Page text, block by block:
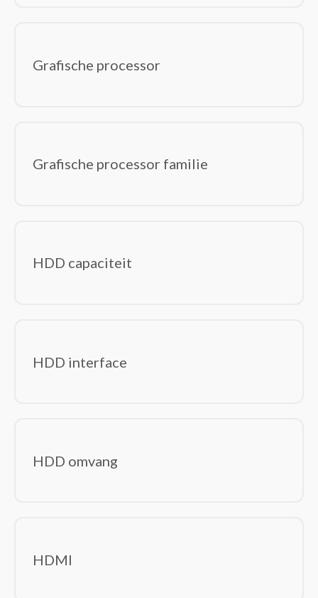
Grafische processor
Grafische processor familie
HDD capaciteit
HDD interface
HDD omvang
HDMI